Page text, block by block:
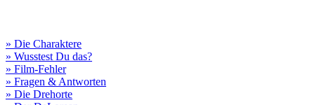
» Die Charaktere
» Wusstest Du das?
» Film-Fehler
» Fragen & Antworten
» Die Drehorte